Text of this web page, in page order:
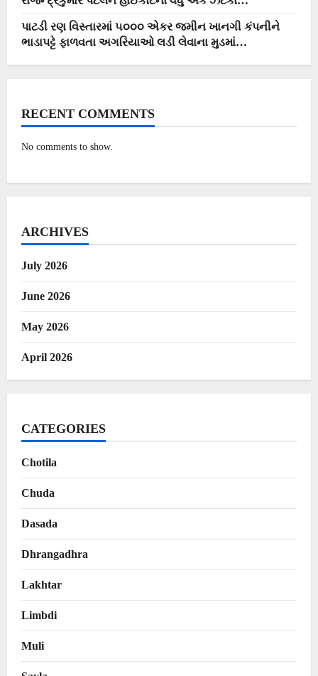
પાટડી રણ વિસ્તારમાં ૫૦૦૦ એકર જમીન ખાનગી કંપનીને
ભાડાપટ્ટે ફાળવતા અગરિયાઓ લડી લેવાના મુડમાં…
RECENT COMMENTS
No comments to show.
ARCHIVES
July 2026
June 2026
May 2026
April 2026
CATEGORIES
Chotila
Chuda
Dasada
Dhrangadhra
Lakhtar
Limbdi
Muli